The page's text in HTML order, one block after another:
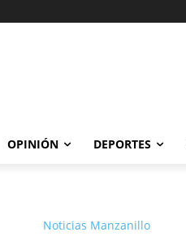
OPINIÓN DEPORTES
Noticias Manzanillo